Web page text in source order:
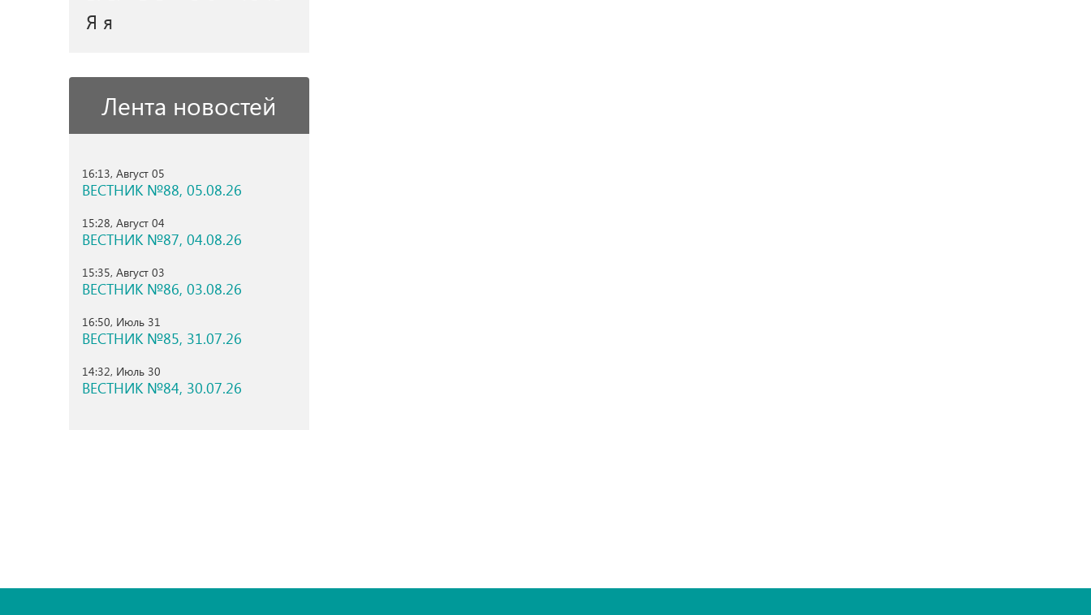
Я я
Лента новостей
16:13, Август 05
ВЕСТНИК №88, 05.08.26
15:28, Август 04
ВЕСТНИК №87, 04.08.26
15:35, Август 03
ВЕСТНИК №86, 03.08.26
16:50, Июль 31
ВЕСТНИК №85, 31.07.26
14:32, Июль 30
ВЕСТНИК №84, 30.07.26